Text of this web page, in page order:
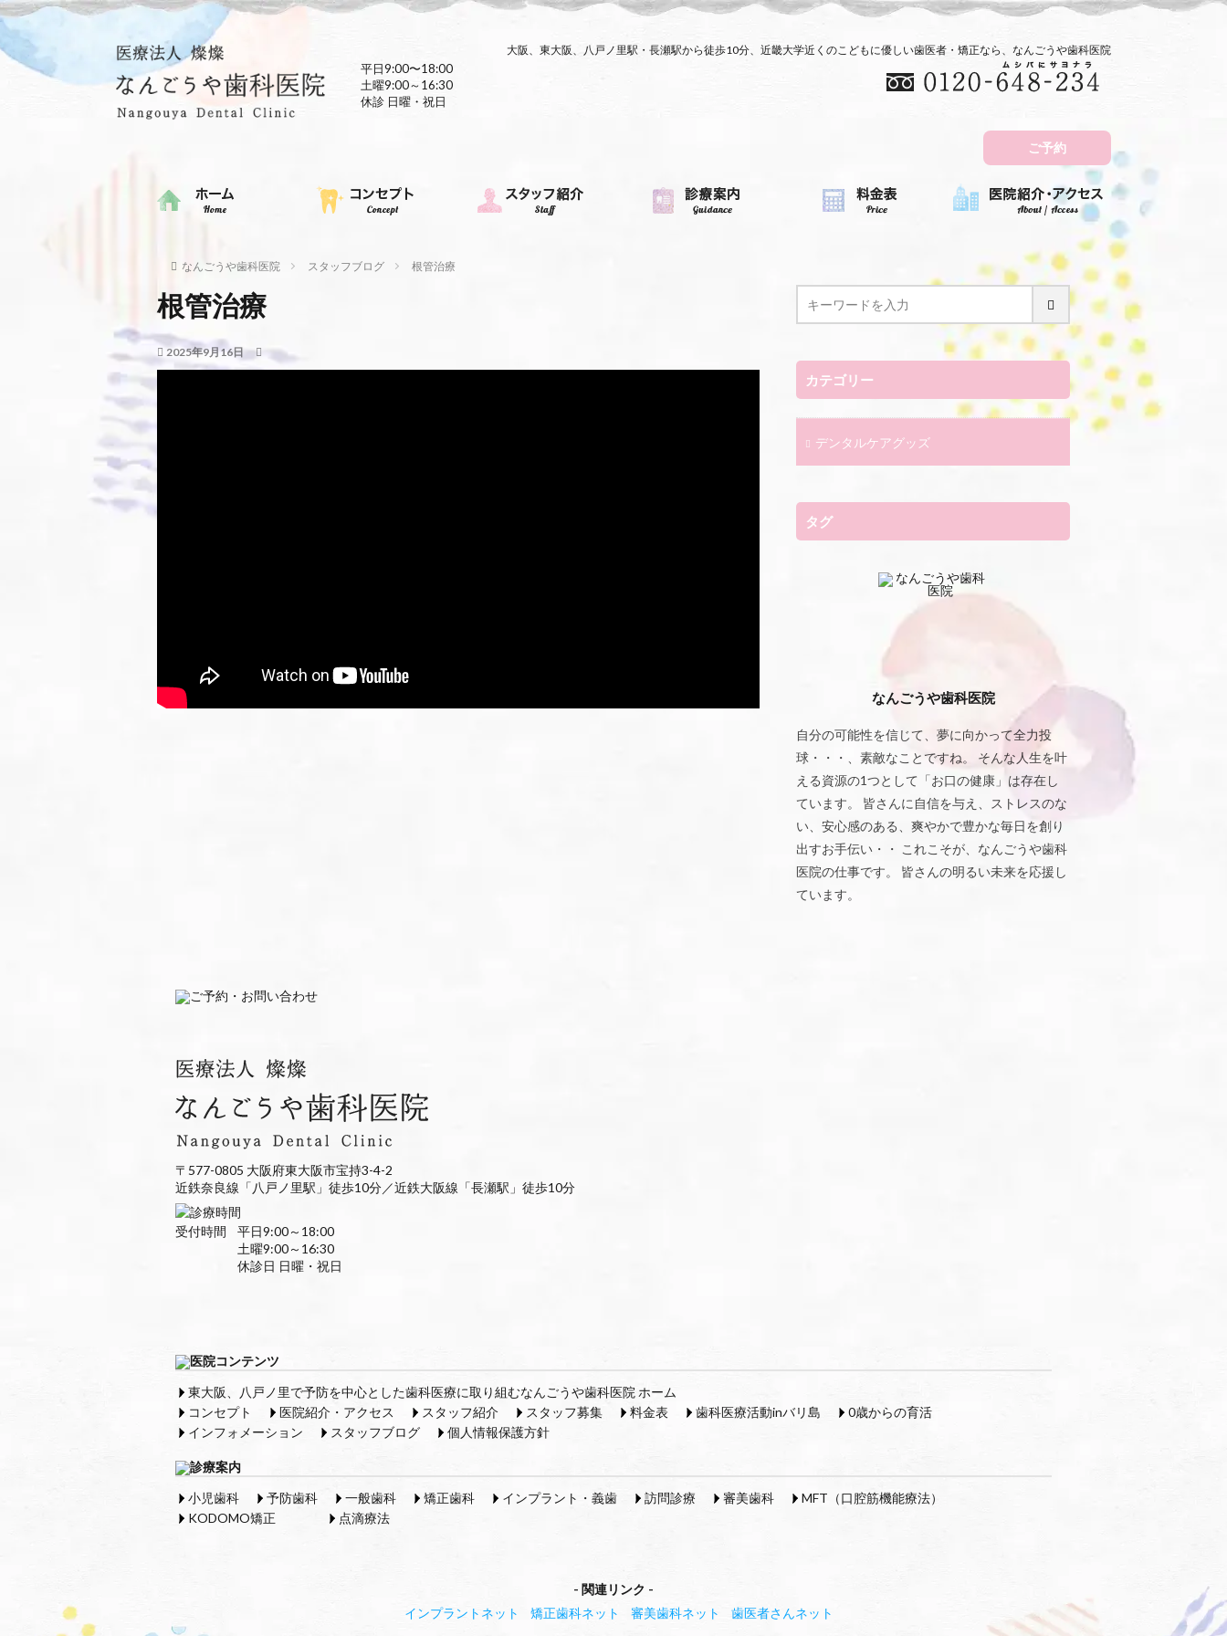
大阪、東大阪、八戸ノ里駅・長瀬駅から徒歩10分、近畿大学近くのこどもに優しい歯医者・矯正なら、なんごうや歯科医院
平日9:00〜18:00
土曜9:00～16:30
休診 日曜・祝日
ご予約
なんごうや歯科医院 スタッフブログ 根管治療
根管治療
2025年9月16日
カテゴリー
デンタルケアグッズ
タグ
なんごうや歯科医院
自分の可能性を信じて、夢に向かって全力投
球・・・、素敵なことですね。 そんな人生を叶
える資源の1つとして「お口の健康」は存在し
ています。 皆さんに自信を与え、ストレスのな
い、安心感のある、爽やかで豊かな毎日を創り
出すお手伝い・・ これこそが、なんごうや歯科
医院の仕事です。 皆さんの明るい未来を応援し
ています。
〒577-0805 大阪府東大阪市宝持3-4-2
近鉄奈良線「八戸ノ里駅」徒歩10分／近鉄大阪線「長瀬駅」徒歩10分
受付時間
平日9:00～18:00
土曜9:00～16:30
休診日 日曜・祝日
東大阪、八戸ノ里で予防を中心とした歯科医療に取り組むなんごうや歯科医院 ホーム
コンセプト
医院紹介・アクセス スタッフ紹介 スタッフ募集 料金表 歯科医療活動inバリ島
0歳からの育活
インフォメーション
スタッフブログ 個人情報保護方針
小児歯科 予防歯科 一般歯科 矯正歯科 インプラント・義歯 訪問診療 審美歯科
MFT（口腔筋機能療法）
KODOMO矯正
点滴療法
関連リンク
インプラントネット
矯正歯科ネット 審美歯科ネット 歯医者さんネット